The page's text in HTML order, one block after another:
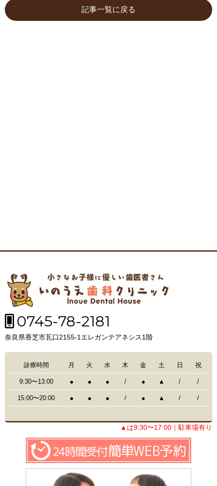
記事一覧に戻る
0745-78-2181
奈良県香芝市瓦口2155-1エレガンテアネシス1階
診療時間 月 火 水 木 金 土 日 祝
9:30〜13:00 ● ● ● / ● ▲ / /
15:00〜20:00 ● ● ● / ● ▲ / /
▲は9:30〜17:00｜駐車場有り